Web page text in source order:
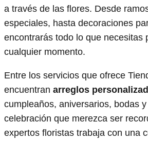
a través de las flores. Desde
especiales, hasta decoraciones
encontrarás todo lo que necesitas
cualquier momento.
Entre los servicios que ofrece
encuentran arreglos
cumpleaños, aniversarios, bodas
celebración que merezca ser
expertos floristas trabaja con una